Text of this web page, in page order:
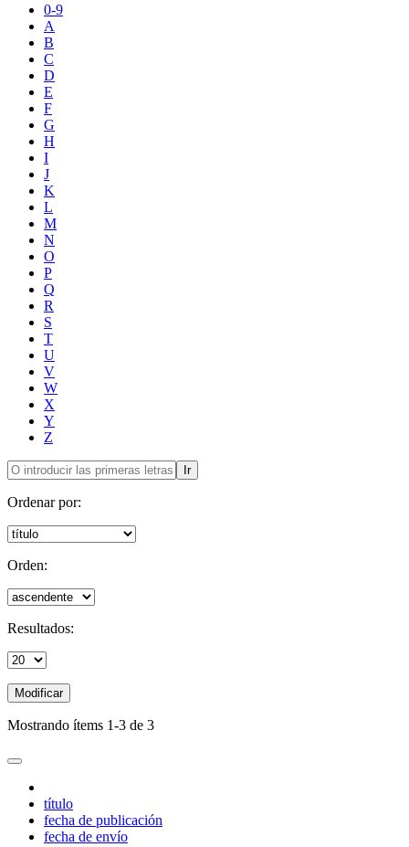
0-9
A
B
C
D
E
F
G
H
I
J
K
L
M
N
O
P
Q
R
S
T
U
V
W
X
Y
Z
Ir
Ordenar por:
Orden:
Resultados:
Modificar
Mostrando ítems 1-3 de 3
título
fecha de publicación
fecha de envío